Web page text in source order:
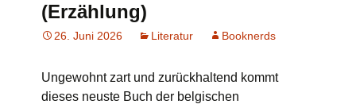
(Erzählung)
26. Juni 2026 Literatur Booknerds
Ungewohnt zart und zurückhaltend kommt
dieses neuste Buch der belgischen